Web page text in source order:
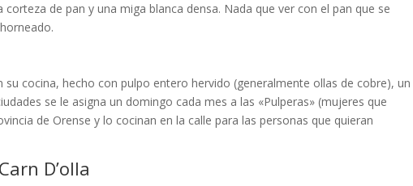
de pan y una miga blanca densa. Nada que ver con el pan que se
su cocina, hecho con pulpo entero hervido (generalmente ollas de cobre), un
se le asigna un domingo cada mes a las «Pulperas» (mujeres que
de Orense y lo cocinan en la calle para las personas que quieran
D’olla